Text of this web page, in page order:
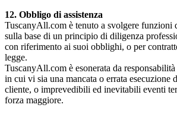
12. Obbligo di assistenza
TuscanyAll.com è tenuto a svolgere funzioni
sulla base di un principio di diligenza
con riferimento ai suoi obblighi, o per
legge.
TuscanyAll.com è esonerata da
in cui vi sia una mancata o errata esecuzione
cliente, o imprevedibili ed inevitabili eventi
forza maggiore.